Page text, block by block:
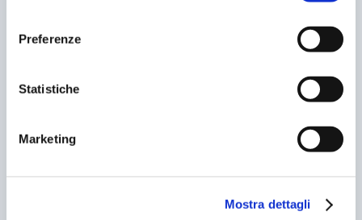
Preferenze
Statistiche
Marketing
Mostra dettagli